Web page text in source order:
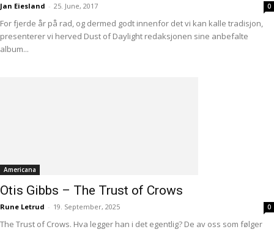
Jan Eiesland - 25. June, 2017 0
For fjerde år på rad, og dermed godt innenfor det vi kan kalle tradisjon,
presenterer vi herved Dust of Daylight redaksjonen sine anbefalte
album...
Americana
Otis Gibbs – The Trust of Crows
Rune Letrud - 19. September, 2025 0
The Trust of Crows. Hva legger han i det egentlig? De av oss som følger